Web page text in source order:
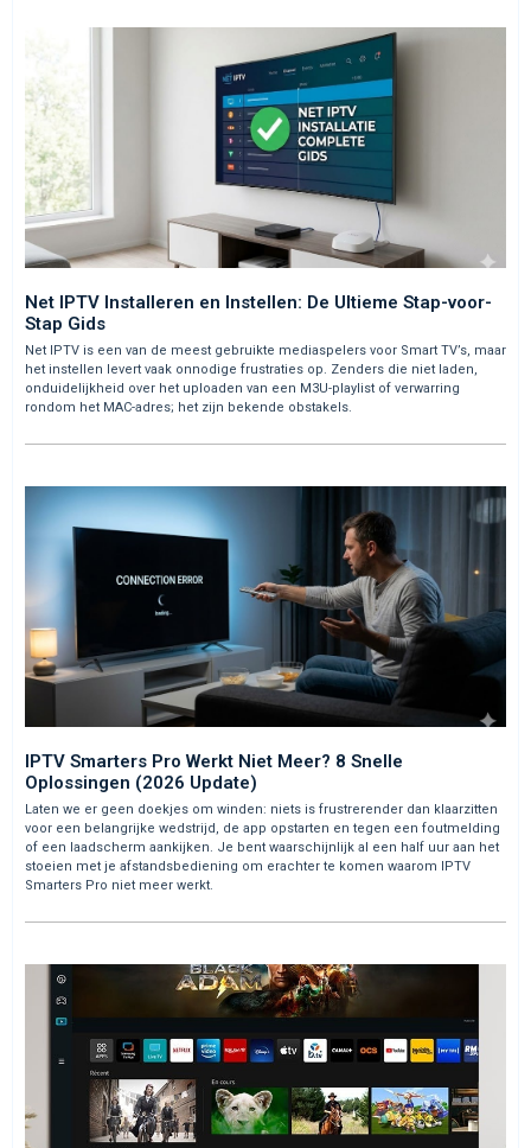
Net IPTV Installeren en Instellen: De Ultieme Stap-voor-
Stap Gids
Net IPTV is een van de meest gebruikte mediaspelers voor Smart TV’s, maar
het instellen levert vaak onnodige frustraties op. Zenders die niet laden,
onduidelijkheid over het uploaden van een M3U-playlist of verwarring
rondom het MAC-adres; het zijn bekende obstakels.
IPTV Smarters Pro Werkt Niet Meer? 8 Snelle
Oplossingen (2026 Update)
Laten we er geen doekjes om winden: niets is frustrerender dan klaarzitten
voor een belangrijke wedstrijd, de app opstarten en tegen een foutmelding
of een laadscherm aankijken. Je bent waarschijnlijk al een half uur aan het
stoeien met je afstandsbediening om erachter te komen waarom IPTV
Smarters Pro niet meer werkt.